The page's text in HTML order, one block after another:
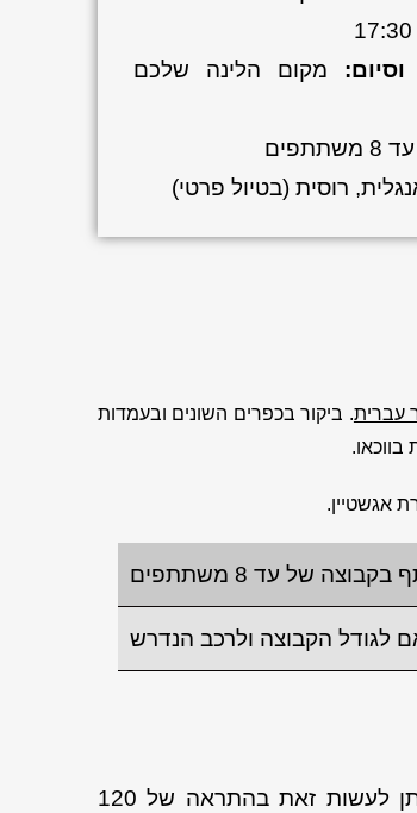
מקום הלינה שלכם
עד 8 משתתפים
רוסית (בטיול פרטי)
עברית. ביקור בכפרים השונים ובעמדות
אגשטיין.
לגודל הקבוצה ולרכב הנדרש
במידה ומאיזו סיבה יש לכם צורך לבטל את הטיול, ניתן לעשות זאת בהתראה של 120